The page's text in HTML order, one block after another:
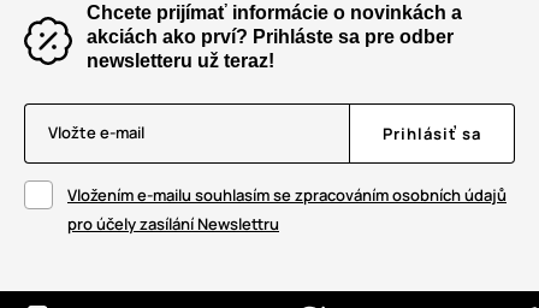
Chcete prijímať informácie o novinkách a
akciách ako prví? Prihláste sa pre odber
newsletteru už teraz!
Vložte e-mail Prihlásiť sa
Vložením e-mailu souhlasím se zpracováním osobních údajů
pro účely zasílání Newslettru